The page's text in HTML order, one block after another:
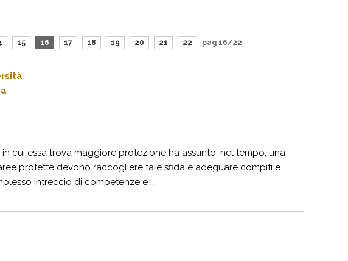
15 16 17 18 19 20 21 22 pag 16/22
cui essa trova maggiore protezione ha assunto, nel tempo, una
protette devono raccogliere tale sfida e adeguare compiti e
intreccio di competenze e ...